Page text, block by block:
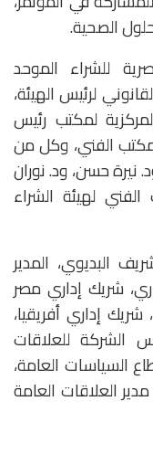
الصحية.
للشراء الموحد
لرئيس الهيئة،
لمكتب رئيس
الفني، وكل من
نيرة حسن، ود. نوران
لهيئة الشراء
البديوي، المدير
شريك إداري مصر
شريك إداري أفريقيا،
الشركة للعلاقات
السياسات العامة،
العلاقات العامة